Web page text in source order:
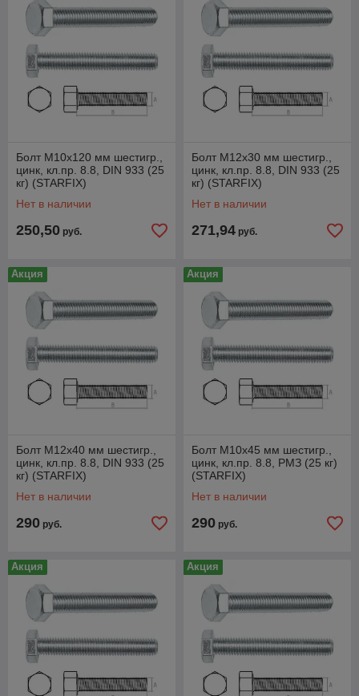
Болт М10х120 мм шестигр.,
цинк, кл.пр. 8.8, DIN 933 (25
кг) (STARFIX)
Нет в наличии
250,50 руб.
Болт М12х30 мм шестигр.,
цинк, кл.пр. 8.8, DIN 933 (25
кг) (STARFIX)
Нет в наличии
271,94 руб.
Акция
Болт М12х40 мм шестигр.,
цинк, кл.пр. 8.8, DIN 933 (25
кг) (STARFIX)
Нет в наличии
290 руб.
Акция
Болт М10х45 мм шестигр.,
цинк, кл.пр. 8.8, РМЗ (25 кг)
(STARFIX)
Нет в наличии
290 руб.
Акция Акция